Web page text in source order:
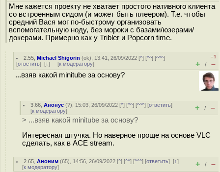
Мне кажется проекту не хватает простого нативного клиента
со встроенным сидом (и может быть плеером). Т.е. чтобы
средний Вася мог по-быстрому организовать
вспомогательную ноду, без мороки с базами/юзерами/
докерами. Примерно как у Tribler и Popcorn time.
2.55 ,Michael Shigorin (ok), 13:41, 26/09/2022 [^] [^^] [^^^]
[ответить] [↓] [к модератору]
–1
+ / –
...взяв какой minitube за основу?
3.66 ,Анонус (?), 15:03, 26/09/2022 [^] [^^] [^^^] [ответить]
[к модератору] + / –
> ...взяв какой minitube за основу?
Интересная штучка. Но наверное проще на основе VLC
сделать, как в ACE stream.
2.65 ,Аноним (65), 14:56, 26/09/2022 [^] [^^] [^^^] [ответить][↑]
[к модератору] + / –